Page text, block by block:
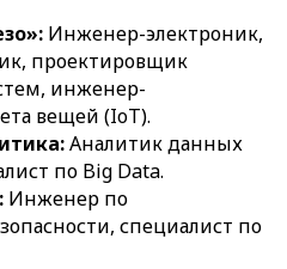
Инженер-электроник,
проектировщик
инженер-
вещей (IoT).
Аналитик данных
по Big Data.
Инженер по
специалист по